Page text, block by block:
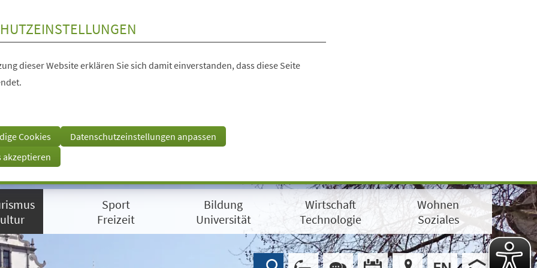
dieser Website erklären Sie sich damit einverstanden, dass diese Seite
Cookies
Datenschutzeinstellungen anpassen
akzeptieren
Sport
Freizeit
Bildung
Universität
Wirtschaft
Technologie
Wohnen
Soziales